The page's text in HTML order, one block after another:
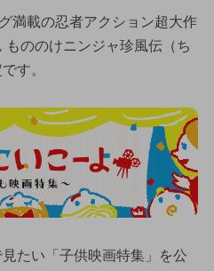
満載の忍者アクション超大作
もののけニンジャ珍風伝（ち
す。
たい「子供映画特集」を公